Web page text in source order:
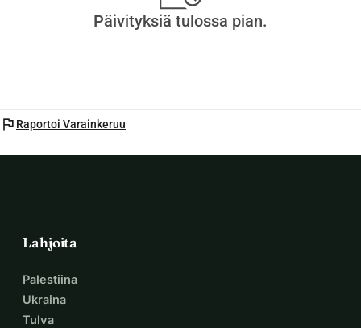
Päivityksiä tulossa pian.
flag Raportoi Varainkeruu
Lahjoita
Palestiina
Ukraina
Tulva